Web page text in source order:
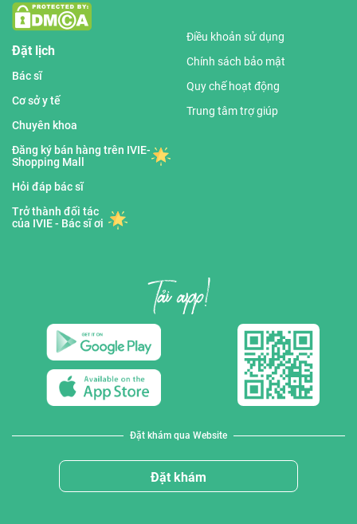
Đặt lịch
Bác sĩ
Cơ sở y tế
Chuyên khoa
Đăng ký bán hàng trên IVIE-
Shopping Mall
Hỏi đáp bác sĩ
Trở thành đối tác
của IVIE - Bác sĩ ơi
Điều khoản sử dụng
Chính sách bảo mật
Quy chế hoạt động
Trung tâm trợ giúp
Đặt khám qua Website
Đặt khám